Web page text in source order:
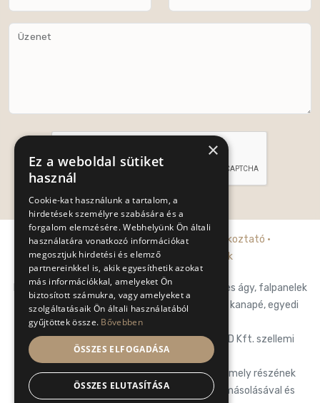
Üzenet
Küldés
Adatkezelési tájékoztató·Cookie tájékoztató ·
Általános szerződési feltételek
Posh-Trend Kft. prémium franciaágy, falpaneles ágy, falpanelek
hálószobába, designágy, luxury ágy, prémium kanapé, egyedi
design kanapé.
Az oldalon található tartalom a POSH-TREND Kft. szellemi
tulajdona.
POSH-TREND Kft. fenntart minden, a lap bármely részének
bármilyen módszerrel, technikával történő másolásával és
×
Ez a weboldal sütiket
használ
Cookie-kat használunk a tartalom, a
hirdetések személyre szabására és a
forgalom elemzésére. Webhelyünk Ön általi
használatára vonatkozó információkat
megosztjuk hirdetési és elemző
partnereinkkel is, akik egyesíthetik azokat
más információkkal, amelyeket Ön
biztosított számukra, vagy amelyeket a
szolgáltatásaik Ön általi használatából
gyűjtöttek össze. Bővebben
ÖSSZES ELFOGADÁSA
ÖSSZES ELUTASÍTÁSA